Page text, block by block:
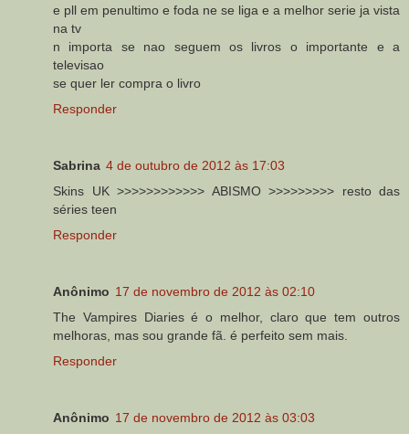
e pll em penultimo e foda ne se liga e a melhor serie ja vista
na tv
n importa se nao seguem os livros o importante e a
televisao
se quer ler compra o livro
Responder
Sabrina 4 de outubro de 2012 às 17:03
Skins UK >>>>>>>>>>>> ABISMO >>>>>>>>> resto das
séries teen
Responder
Anônimo 17 de novembro de 2012 às 02:10
The Vampires Diaries é o melhor, claro que tem outros
melhoras, mas sou grande fã. é perfeito sem mais.
Responder
Anônimo 17 de novembro de 2012 às 03:03